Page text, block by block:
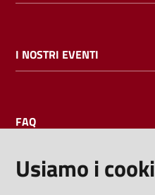
I NOSTRI EVENTI
FAQ
Usiamo i